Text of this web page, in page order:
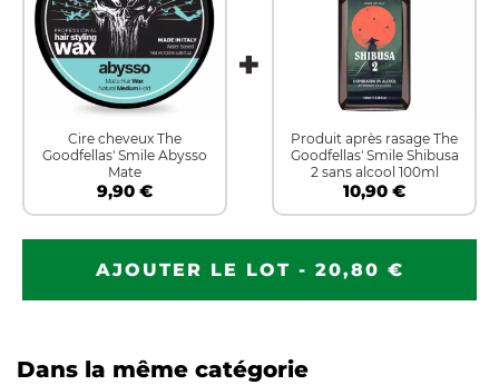
Cire cheveux The
Goodfellas' Smile Abysso
Mate
9,90 €
Produit après rasage The
Goodfellas' Smile Shibusa
2 sans alcool 100ml
10,90 €
AJOUTER LE LOT - 20,80 €
Dans la même catégorie